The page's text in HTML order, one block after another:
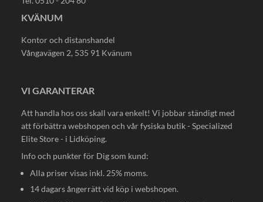
KVÄNUM
Kontor och distanshandel
Vångavägen 2, 535 91 Kvänum
VI GARANTERAR
Att handla hos oss skall vara enkelt! Vi jobbar ständigt med
att förbättra webshopen och vår fysiska butik - Specialized
Elite Store - i Lidköping.
Info och punkter för Dig som kund:
Alla priser visas inkl. 25% moms.
14 dagars ångerrätt vid köp i webshopen.